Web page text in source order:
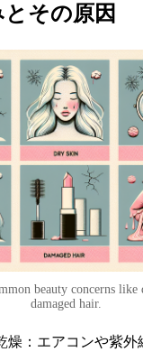
その原因
beauty concerns
damaged hair.
燥：エアコンや紫外